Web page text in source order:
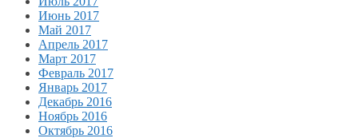
Июнь 2017
Май 2017
Апрель 2017
Март 2017
Февраль 2017
Январь 2017
Декабрь 2016
Ноябрь 2016
Октябрь 2016